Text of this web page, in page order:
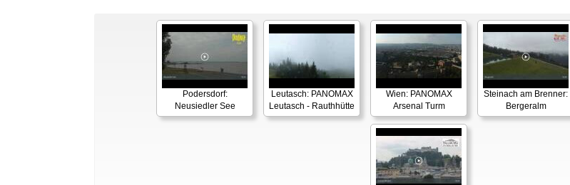
Podersdorf:
Neusiedler See
Leutasch: PANOMAX
Leutasch - Rauthhütte
Wien: PANOMAX
Arsenal Turm
Steinach am Brenner:
Bergeralm